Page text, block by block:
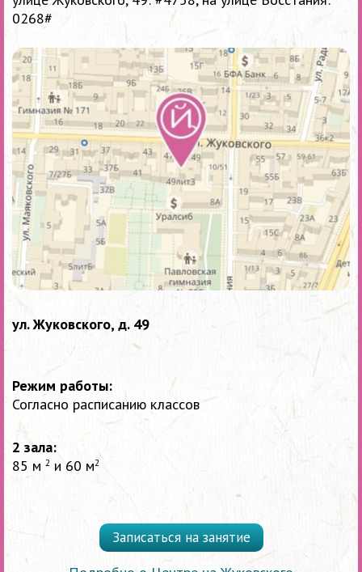
0268#
ул. Жуковского, д. 49
Режим работы:
Согласно расписанию классов
2 зала:
85 м 2 и 60 м2
Записаться на занятие